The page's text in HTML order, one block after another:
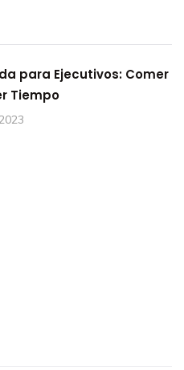
para Ejecutivos: Comer
Tiempo